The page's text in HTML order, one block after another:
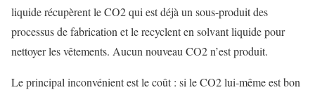
liquide récupèrent le CO2 qui est déjà un sous-produit des
processus de fabrication et le recyclent en solvant liquide pour
nettoyer les vêtements. Aucun nouveau CO2 n’est produit.
Le principal inconvénient est le coût : si le CO2 lui-même est bon